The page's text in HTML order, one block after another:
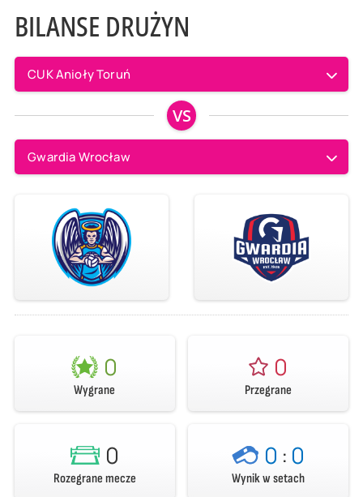
BILANSE DRUŻYN
CUK Anioły Toruń
VS
Gwardia Wrocław
0
Wygrane
0
Przegrane
0
Rozegrane mecze
0 : 0
Wynik w setach